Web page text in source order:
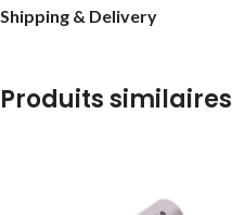
Shipping & Delivery
Produits similaires